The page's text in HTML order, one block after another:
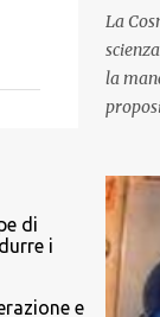
di
i
e
La
la
teoria